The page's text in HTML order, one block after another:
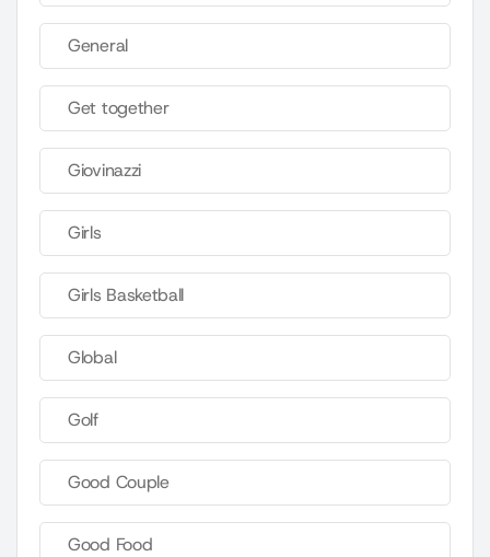
General
Get together
Giovinazzi
Girls
Girls Basketball
Global
Golf
Good Couple
Good Food